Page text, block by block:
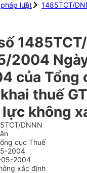
luật 1485TCT/
2004
của Tổng
thuế
không
DNNN
cục Thuế
2004
05-2004
xác định